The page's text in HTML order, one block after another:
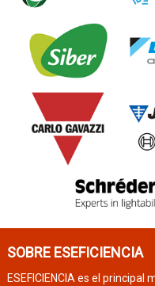
SOBRE ESEFICIENCIA
ESEFICIENCIA es el